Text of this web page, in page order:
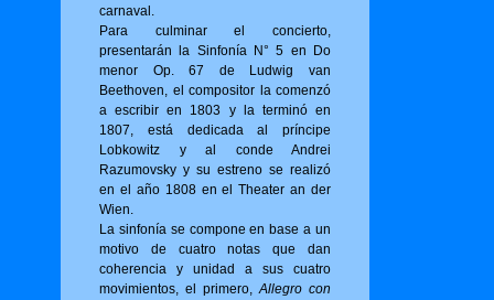
carnaval.
Para culminar el concierto,
presentarán la Sinfonía N° 5 en Do
menor Op. 67 de Ludwig van
Beethoven, el compositor la comenzó
a escribir en 1803 y la terminó en
1807, está dedicada al príncipe
Lobkowitz y al conde Andrei
Razumovsky y su estreno se realizó
en el año 1808 en el Theater an der
Wien.
La sinfonía se compone en base a un
motivo de cuatro notas que dan
coherencia y unidad a sus cuatro
movimientos, el primero,Allegro con